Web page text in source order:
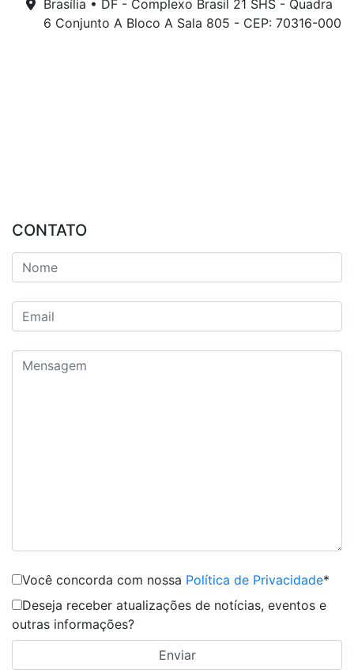
Brasília • DF - Complexo Brasil 21 SHS - Quadra
6 Conjunto A Bloco A Sala 805 - CEP: 70316-000
CONTATO
Você concorda com nossa Política de Privacidade*
Deseja receber atualizações de notícias, eventos e
outras informações?